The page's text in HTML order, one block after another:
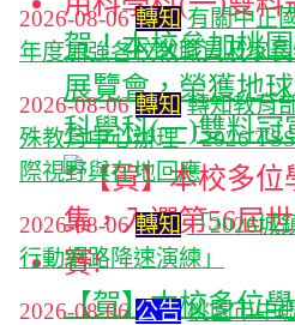
賀！本校參加桃
展覽會，榮獲地
科學科(一)雙料冠
【賀】本校多位
2026-08-06轉知 有關中正
年度加強各校教職員及家
2026-08-06轉知 轉知教育
殊教育中心辦理「2026
際視野與在地回應
2026-08-06轉知 「2026城
行動網路降速演練」
2026-08-06公告 桃園市中